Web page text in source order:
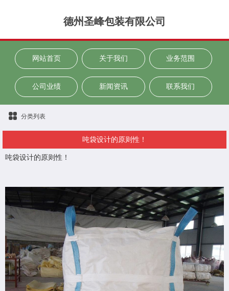
德州圣峰包装有限公司
网站首页 关于我们 业务范围
公司业绩 新闻资讯 联系我们
分类列表
吨袋设计的原则性！
吨袋设计的原则性！